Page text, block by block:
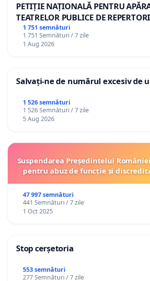
PETIȚIE NAȚIONALĂ PENTRU
TEATRELOR PUBLICE DE
ROMÂNIA
1 751 semnături
1 751 Semnături / 7 zile
1 Aug 2026
Salvați-ne de numărul excesiv de
1 526 semnături
1 526 Semnături / 7 zile
5 Aug 2026
Suspendarea Președintelui
pentru abuz de funcție și
47 997 semnături
441 Semnături / 7 zile
1 Oct 2025
Stop cerșetoria
553 semnături
277 Semnături / 7 zile